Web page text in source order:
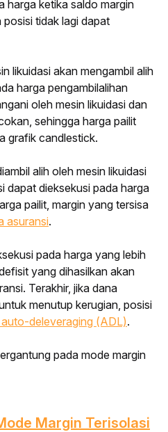
harga ketika saldo margin
tidak lagi dapat
likuidasi akan mengambil alih
harga pengambilalihan
oleh mesin likuidasi dan
sehingga harga pailit
grafik candlestick.
alih oleh mesin likuidasi
dapat dieksekusi pada harga
pailit, margin yang tersisa
asuransi.
pada harga yang lebih
yang dihasilkan akan
Terakhir, jika dana
menutup kerugian, posisi
deleveraging (ADL).
pada mode margin
Margin Terisolasi